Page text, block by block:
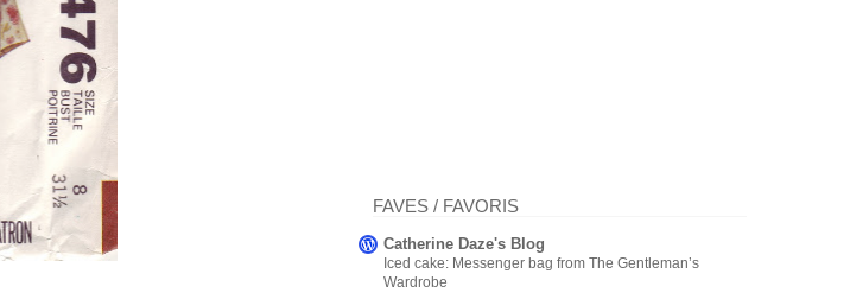
FAVES / FAVORIS
Catherine Daze's Blog
Iced cake: Messenger bag from The Gentleman’s
Wardrobe